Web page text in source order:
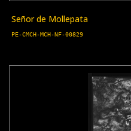
Señor de Mollepata
PE-CMCH-MCH-NF-00829